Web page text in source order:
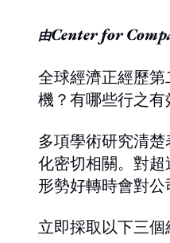
由Center for
全球經濟正經歷
機？有哪些行之
多項學術研究清
化密切相關。對
形勢好轉時會對公
立即採取以下三